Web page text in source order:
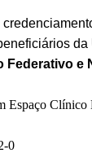
da
Federativo e
Espaço Clínico
0